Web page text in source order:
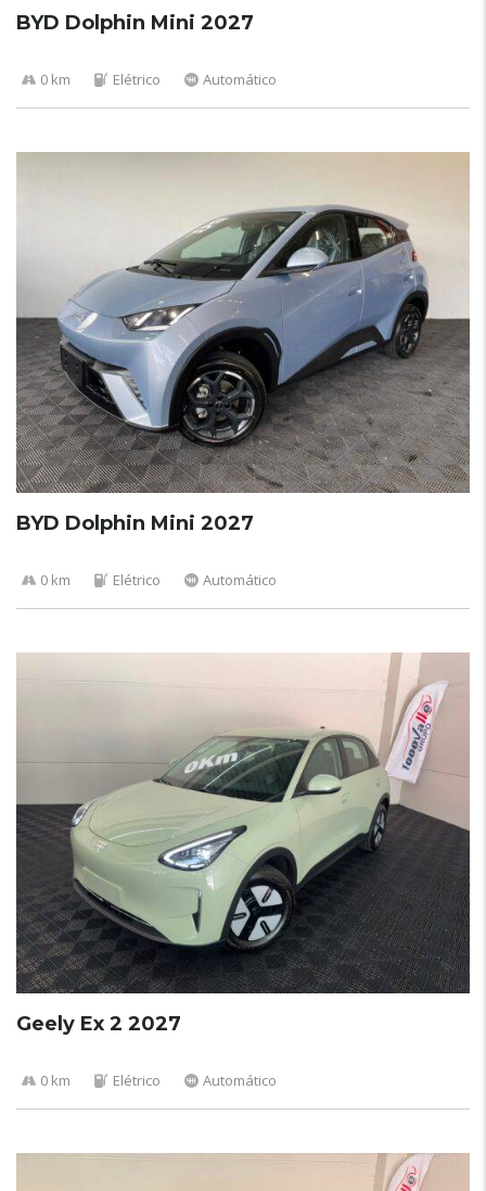
BYD Dolphin Mini 2027
0 km Elétrico Automático
BYD Dolphin Mini 2027
0 km Elétrico Automático
Geely Ex 2 2027
0 km Elétrico Automático